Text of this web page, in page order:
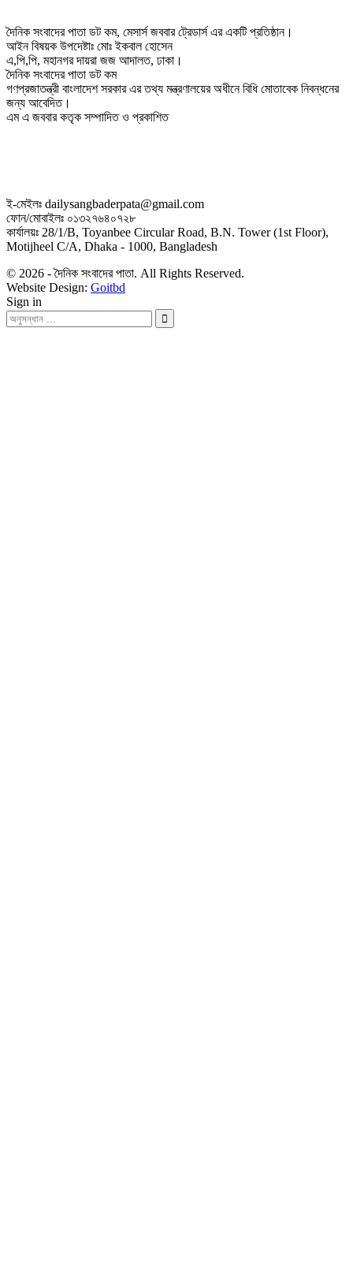
দৈনিক সংবাদের পাতা ডট কম, মেসার্স জববার ট্রেডার্স এর একটি প্রতিষ্ঠান।
আইন বিষয়ক উপদেষ্টাঃ মোঃ ইকবাল হোসেন
এ,পি,পি, মহানগর দায়রা জজ আদালত, ঢাকা।
দৈনিক সংবাদের পাতা ডট কম
গণপ্রজাতন্ত্রী বাংলাদেশ সরকার এর তথ্য মন্ত্রণালয়ের অধীনে বিধি মোতাবেক নিবন্ধনের
জন্য আবেদিত।
এম এ জববার কতৃক সম্পাদিত ও প্রকাশিত
ই-মেইলঃ dailysangbaderpata@gmail.com
ফোন/মোবাইলঃ ০১৩২৭৬৪০৭২৮
কার্যালয়ঃ 28/1/B, Toyanbee Circular Road, B.N. Tower (1st Floor),
Motijheel C/A, Dhaka - 1000, Bangladesh
© 2026 - দৈনিক সংবাদের পাতা. All Rights Reserved.
Website Design: Goitbd
Sign in